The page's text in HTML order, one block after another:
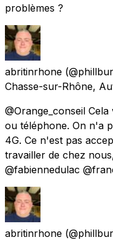
problèmes ?
abritinrhone
Chasse-sur-Rhône,
@Orange_conseil
ou téléphone. On n'a
4G. Ce n'est pas
travailler de chez
@fabiennedulac
abritinrhone